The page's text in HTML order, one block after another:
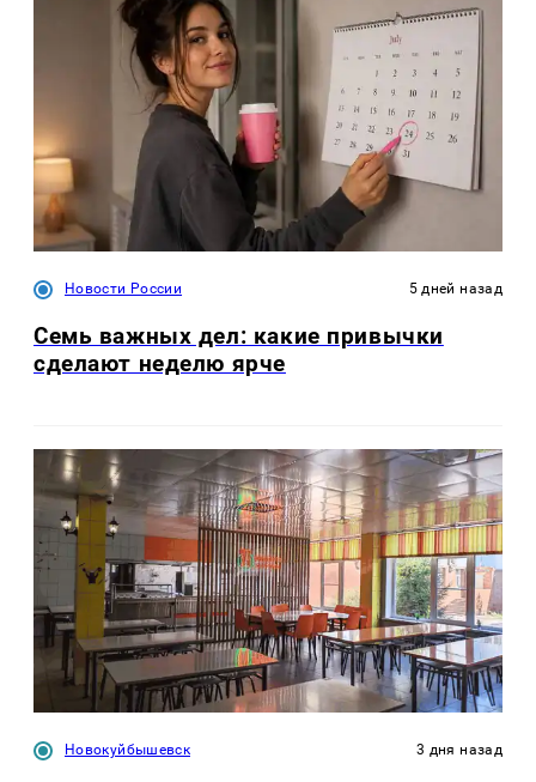
Новости России 5 дней назад
Семь важных дел: какие привычки
сделают неделю ярче
Новокуйбышевск 3 дня назад